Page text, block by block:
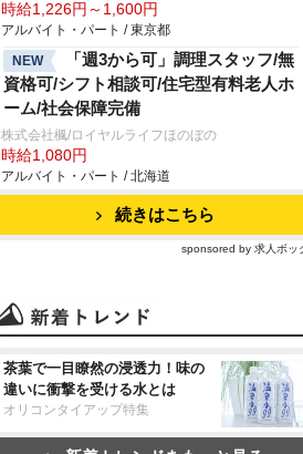
時給1,226円～1,600円
アルバイト・パート / 東京都
NEW
「週3から可」調理スタッフ/無
資格可/シフト相談可/住宅型有料老人ホ
ーム/社会保障完備
株式会社楓/ロイヤルライフほのぼの
時給1,080円
アルバイト・パート / 北海道
続きはこちら
sponsored by 求人ボッ
茶葉で一目瞭然の浸透力！味の
違いに衝撃を受ける水とは
オリコンタイアップ特集